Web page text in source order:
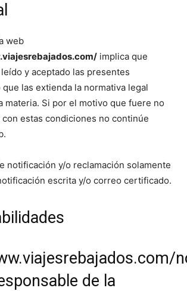
web
implica que
y aceptado las presentes
las extienda la normativa legal
materia. Si por el motivo que fuere no
estas condiciones no continúe
notificación y/o reclamación solamente
escrita y/o correo certificado.
de la